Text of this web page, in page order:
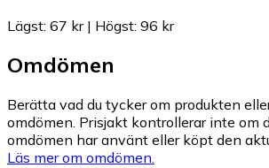
Lägst: 67 kr| Högst: 96 kr
Omdömen
Berätta vad du tycker om produkten
omdömen. Prisjakt kontrollerar inte om
omdömen har använt eller köpt den
Läs mer om omdömen.